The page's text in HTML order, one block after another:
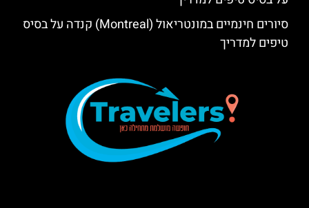
סיורים חינמיים במונטריאול (Montreal) קנדה על בסיס
טיפים למדריך